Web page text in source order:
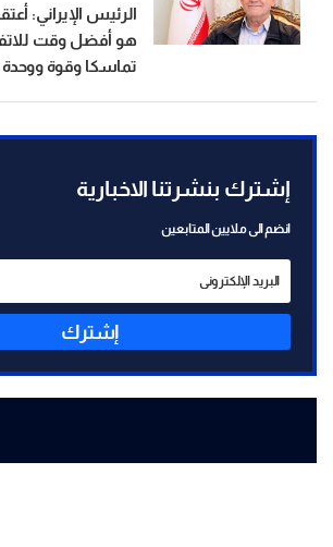
الرئيس الإيراني:
هو أفضل وقت
تماسكا وقوة ووحدة
إشترك بنشرتنا الاخبارية
انضم الى ملايين المتابعين
إشترك